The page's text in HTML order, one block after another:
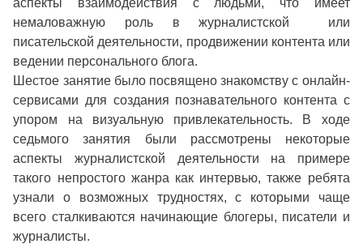
аспекты взаимодействия с людьми, что имеет
немаловажную роль в журналистской или
писательской деятельности, продвижении контента или
ведении персонального блога.
Шестое занятие было посвящено знакомству с онлайн-
сервисами для создания познавательного контента с
упором на визуальную привлекательность. В ходе
седьмого занятия были рассмотрены некоторые
аспекты журналистской деятельности на примере
такого непростого жанра как интервью, также ребята
узнали о возможных трудностях, с которыми чаще
всего сталкиваются начинающие блогеры, писатели и
журналисты.